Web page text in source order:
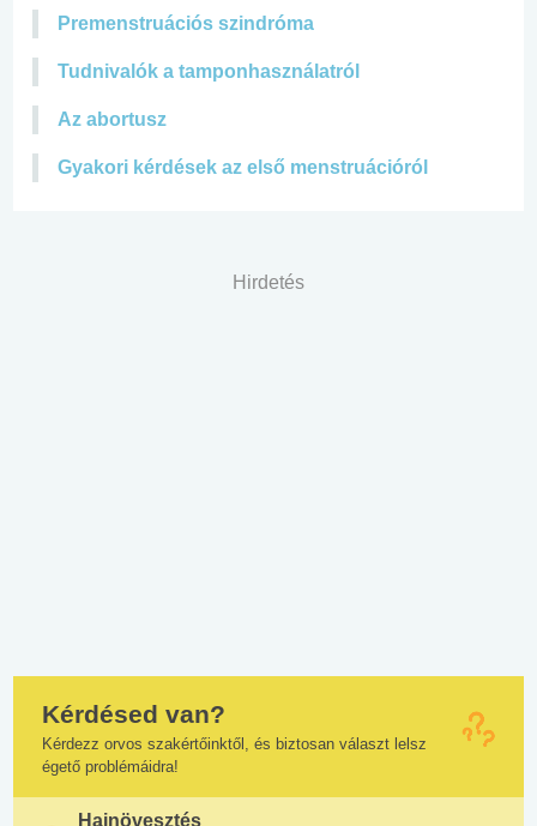
Premenstruációs szindróma
Tudnivalók a tamponhasználatról
Az abortusz
Gyakori kérdések az első menstruációról
Hirdetés
Kérdésed van?
Kérdezz orvos szakértőinktől, és biztosan választ lelsz
égető problémáidra!
Hajnövesztés